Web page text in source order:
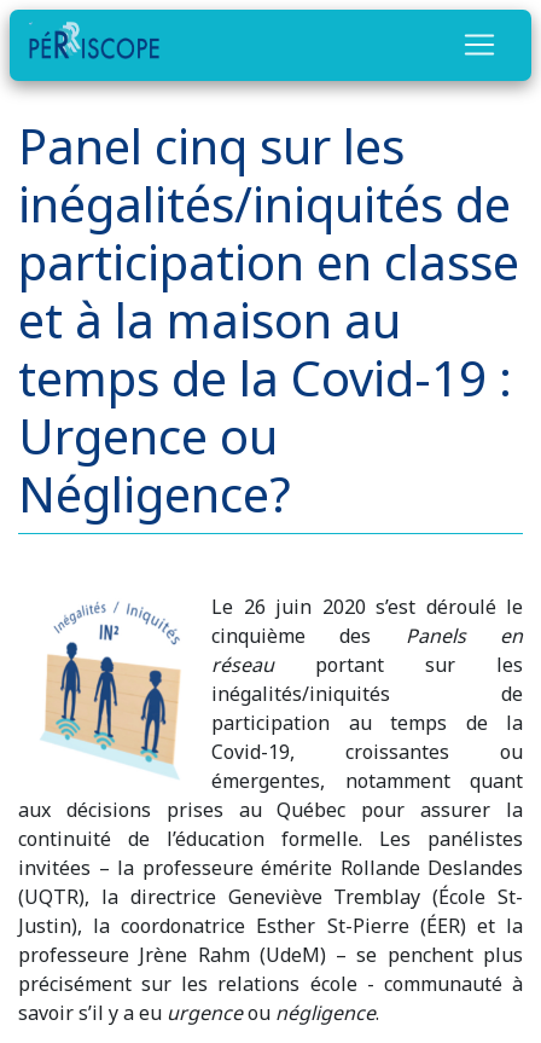
Panel cinq sur les
inégalités/iniquités de
participation en classe
et à la maison au
temps de la Covid-19 :
Urgence ou
Négligence?
Le 26 juin 2020 s’est déroulé le
cinquième des Panels en
réseauportant sur les
inégalités/iniquités de
participation au temps de la
Covid-19, croissantes ou
émergentes, notamment quant
aux décisions prises au Québec pour assurer la
continuité de l’éducation formelle. Les panélistes
invitées – la professeure émérite Rollande Deslandes
(UQTR), la directrice Geneviève Tremblay (École St-
Justin), la coordonatrice Esther St-Pierre (ÉER) et la
professeure Jrène Rahm (UdeM) – se penchent plus
précisément sur les relations école - communauté à
savoir s’il y a eu urgenceou négligence.